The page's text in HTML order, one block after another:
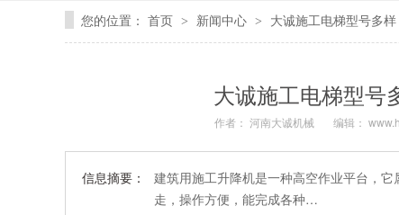
您的位置： 首页 > 新闻中心 > 大诚施工电梯型号多
大诚施工电梯型号
作者： 河南大诚机械 编辑：
信息摘要：
建筑用施工升降机是一种高空作业平台，
走，操作方便，能完成各种…